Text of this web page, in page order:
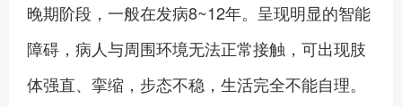
晚期阶段，一般在发病8~12年。呈现明显的智能
障碍，病人与周围环境无法正常接触，可出现肢
体强直、挛缩，步态不稳，生活完全不能自理。